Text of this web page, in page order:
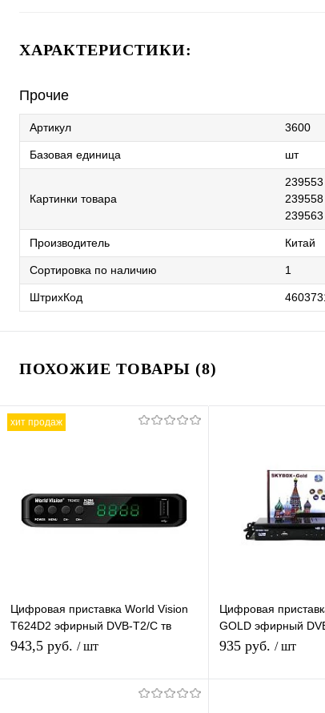
ХАРАКТЕРИСТИКИ:
Прочие
Артикул 3600
Базовая единица шт
Картинки товара
239563
Производитель Китай
Сортировка по наличию 1
ШтрихКод
ПОХОЖИЕ ТОВАРЫ (8)
хит продаж
Цифровая приставка World Vision
T624D2 эфирный DVB-T2/C тв
ресивер бесплатное тв TV-тюнер
943,5 руб. / шт
Цифровая
GOLD эфирный
приставка
935 руб. / шт